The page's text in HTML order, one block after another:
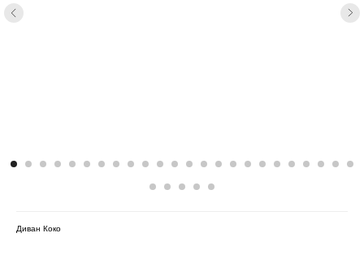
Диван Коко